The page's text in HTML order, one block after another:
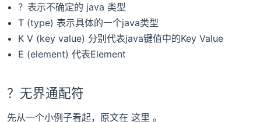
？表示不确定的 java 类型
T (type) 表示具体的一个java类型
K V (key value) 分别代表java键值中的Key Value
E (element) 代表Element
？无界通配符
先从一个小例子看起，原文在 这里 。